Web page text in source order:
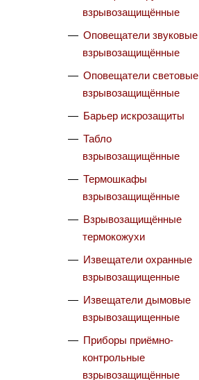
взрывозащищённые
Оповещатели звуковые
взрывозащищённые
Оповещатели световые
взрывозащищённые
Барьер искрозащиты
Табло
взрывозащищённые
Термошкафы
взрывозащищённые
Взрывозащищённые
термокожухи
Извещатели охранные
взрывозащищенные
Извещатели дымовые
взрывозащищенные
Приборы приёмно-
контрольные
взрывозащищённые